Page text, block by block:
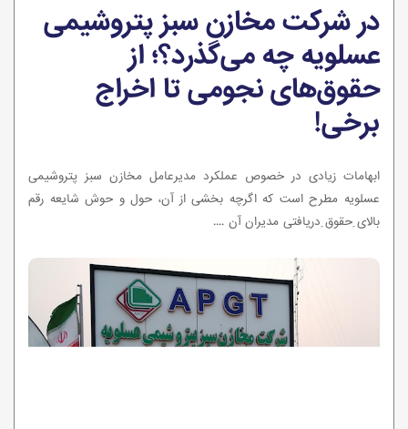
در شرکت مخازن سبز پتروشیمی
عسلویه چه می‌گذرد؟؛ از
حقوق‌های نجومی تا اخراج
برخی!
ابهامات زیادی در خصوص عملکرد مدیرعامل مخازن سبز پتروشیمی
عسلویه مطرح است که اگرچه بخشی از آن، حول و حوش شایعه رقم
بالای ِحقوق ِدریافتی مدیران آن ....